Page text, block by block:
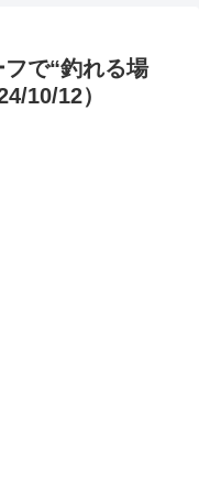
フで“釣れる場
10/12）